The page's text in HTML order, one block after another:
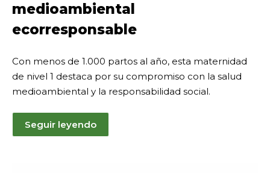
medioambiental
ecorresponsable
Con menos de 1.000 partos al año, esta maternidad
de nivel 1 destaca por su compromiso con la salud
medioambiental y la responsabilidad social.
Seguir leyendo